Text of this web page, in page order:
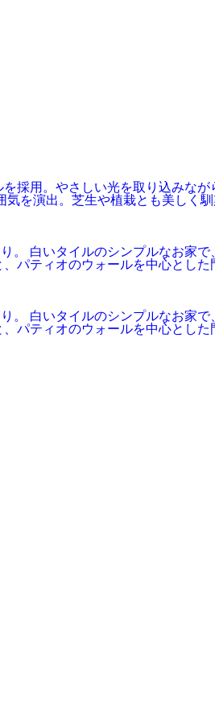
採用。やさしい光を取り込みな
を演出。芝生や植栽とも美しく
白いタイルのシンプルなお家
パティオのウォールを中心と
白いタイルのシンプルなお家
パティオのウォールを中心と